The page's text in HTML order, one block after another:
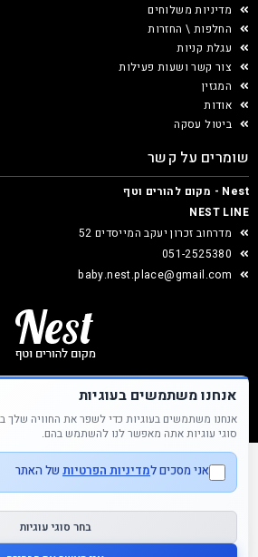
מדיניות משלוחים
החלפות \ החזרות
עגלת קניות
צור קשר ושעות פעילות
המגזין
אודות
ביטול עסקה
שומרים על קשר
Nest - מקום להורים וטף
NEST LINE
מדרחוב זכרון יעקב המייסדים 52
051-2525380
baby.nest.place@gmail.com
Nest &copy כל הזכויות שמורות
אנחנו משתמשים בעוגיות
אנחנו משתמשים בעוגיות כדי לשפר את החוויה שלך
סוגי עוגיות אתה מאפשר לנו להשתמש בהם.
אני מסכים למדיניות הפרטיות של האתר
בחר סוגי עוגיות